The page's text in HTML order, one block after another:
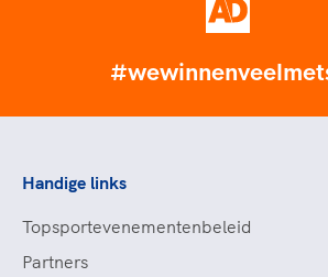
Handige links
Topsportevenementenbeleid
Partners